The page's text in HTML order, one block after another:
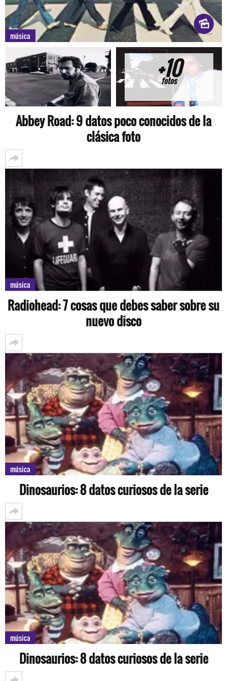
música
+10
fotos
Abbey Road: 9 datos poco conocidos de la
clásica foto
música
Radiohead: 7 cosas que debes saber sobre su
nuevo disco
música
Dinosaurios: 8 datos curiosos de la serie
música
Dinosaurios: 8 datos curiosos de la serie